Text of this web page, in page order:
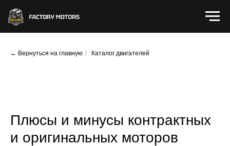
← Вернуться на главную / Каталог двигателей
Плюсы и минусы контрактных
и оригинальных моторов